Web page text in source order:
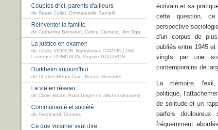
Couples d'ici, parents d'ailleurs
de Beate Collet, Emmanuelle Santelli
Réinventer la famille
de Catherine Bonvalet, Céline Clément, Jim Ogg
La justice en examen
de Cécile VIGOUR, Bartolomeo CAPPELLINA,
Laurence DUMOULIN, Virginie GAUTRON
Durkheim aujourd'hui
de Charles-Henry Cuin, Ronan Hervouet
La vie en réseau
de Claire Bidart, Alain Degenne, Michel Grossetti
Communauté et société
de Ferdinand Tönnies
Ce que voisiner veut dire
écrivain et sa
cette question,
perspective
d'un corpus de
publiés entre 1945 et
vingts par une
contemporains de
La mémoire,
politique,
de solitude et un
parfois
fréquemment